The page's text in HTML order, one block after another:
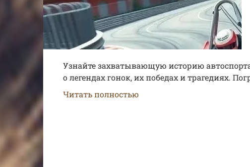
Узнайте захватывающую историю
о легендах гонок, их победах и трагедиях.
Читать полностью